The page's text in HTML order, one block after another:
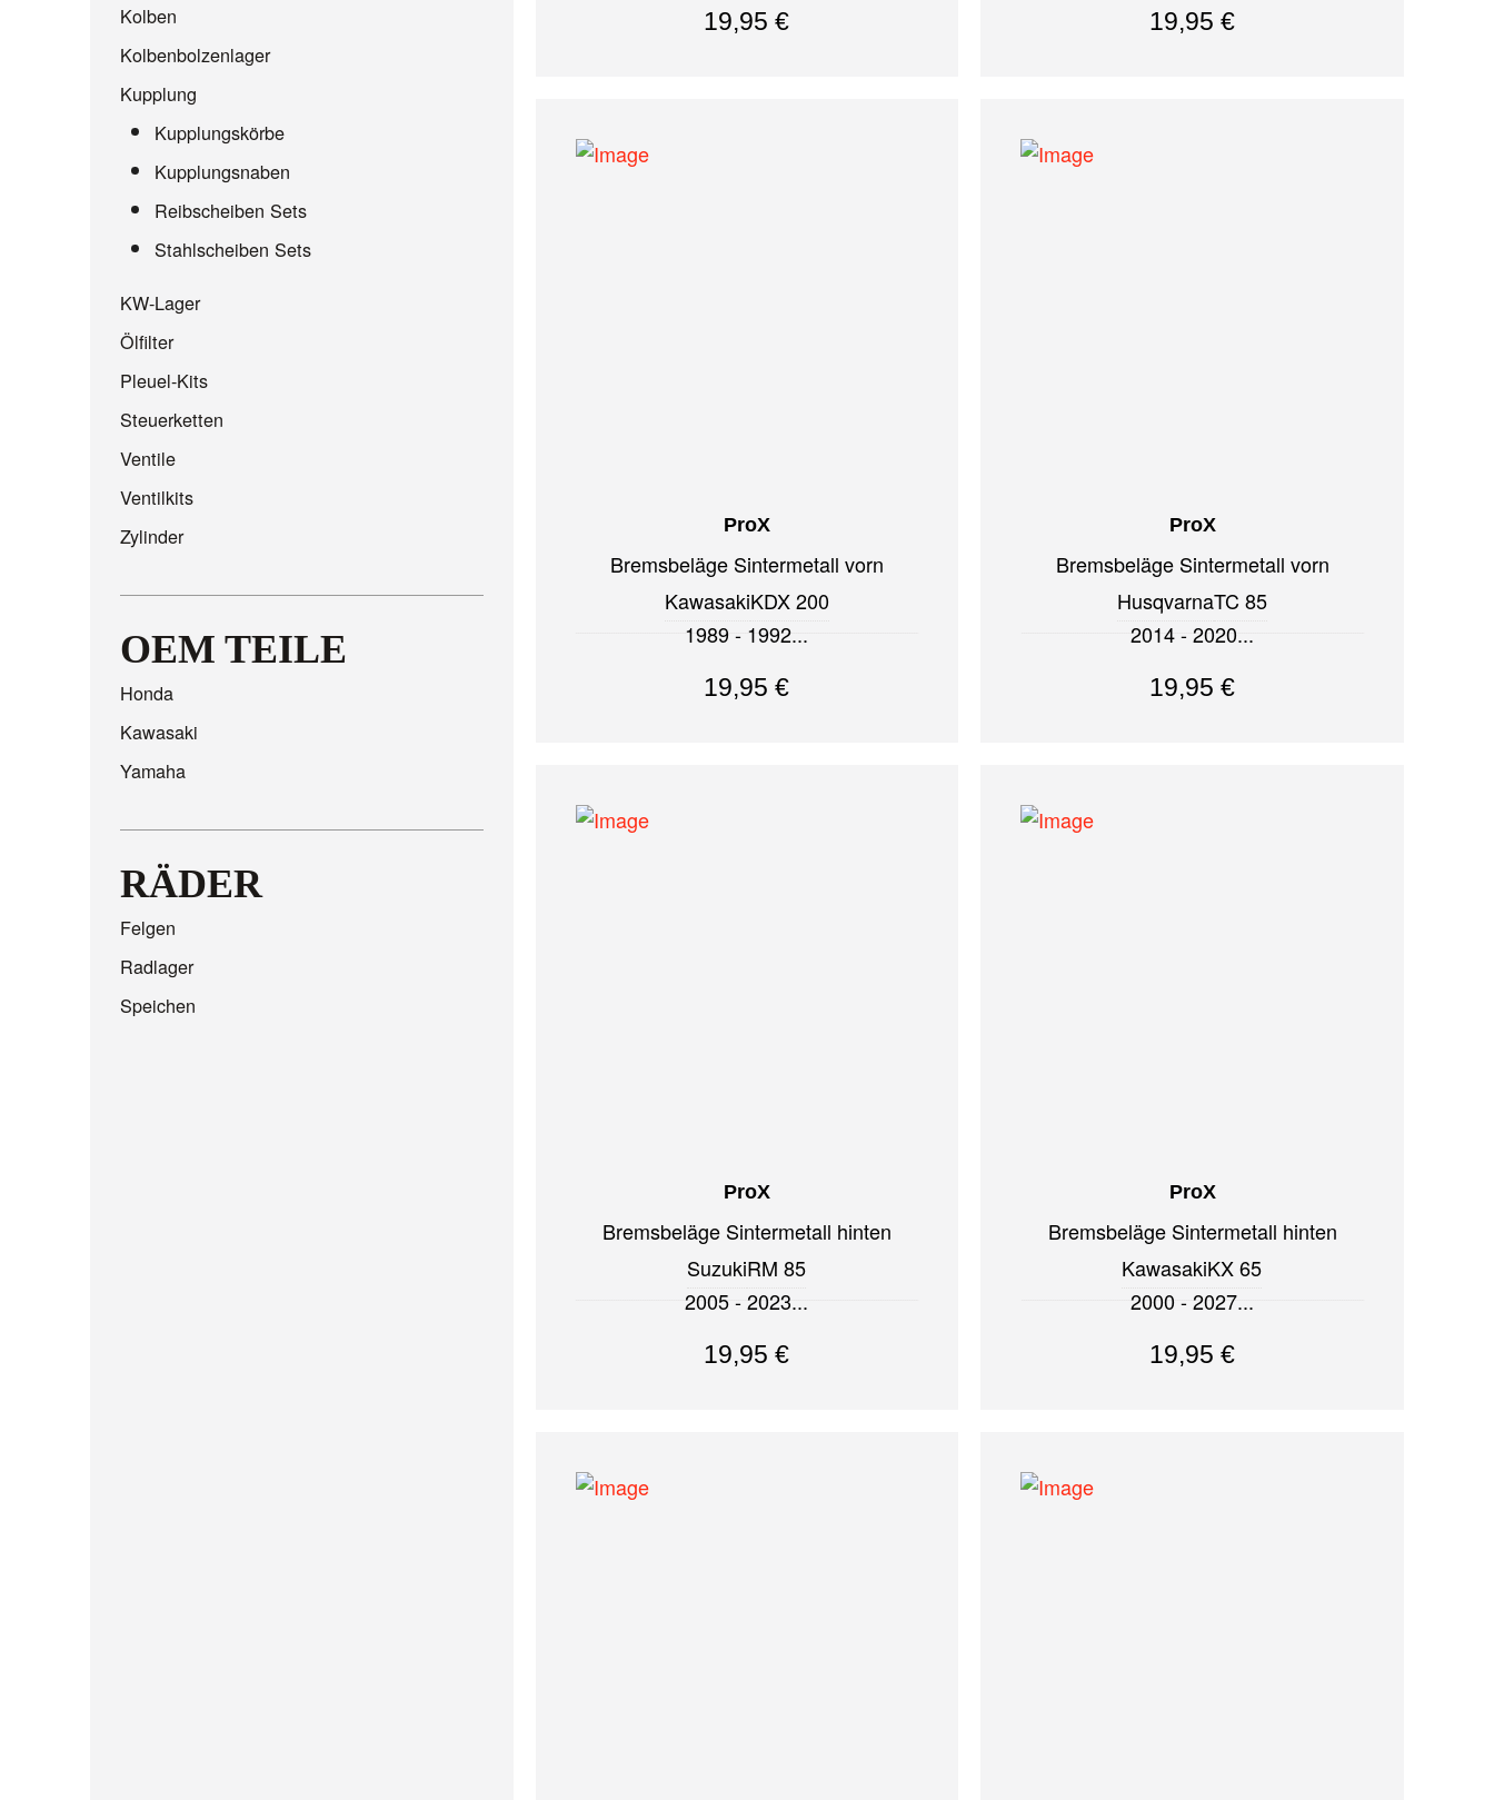
Kolben
Kolbenbolzenlager
Kupplung
Kupplungskörbe
Kupplungsnaben
Reibscheiben Sets
Stahlscheiben Sets
KW-Lager
Ölfilter
Pleuel-Kits
Steuerketten
Ventile
Ventilkits
Zylinder
OEM TEILE
Honda
Kawasaki
Yamaha
RÄDER
Felgen
Radlager
Speichen
19,95€ 19,95€
ProX
Bremsbeläge Sintermetall vorn
KawasakiKDX 200
1989 - 1992
19,95€
ProX
Bremsbeläge Sintermetall vorn
HusqvarnaTC 85
2014 - 2020
19,95€
ProX
Bremsbeläge Sintermetall hinten
SuzukiRM 85
2005 - 2023
19,95€
ProX
Bremsbeläge Sintermetall hinten
KawasakiKX 65
2000 - 2027
19,95€